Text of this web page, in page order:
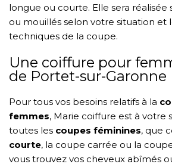
longue ou courte. Elle sera réalisée
ou mouillés selon votre situation et
techniques de la coupe.
Une coiffure pour
de Portet-sur-Garonne
Pour tous vos besoins relatifs à la
femmes, Marie coiffure est à votre
toutes les coupes féminines, que
courte, la coupe carrée ou la
vous trouvez vos cheveux abîmés